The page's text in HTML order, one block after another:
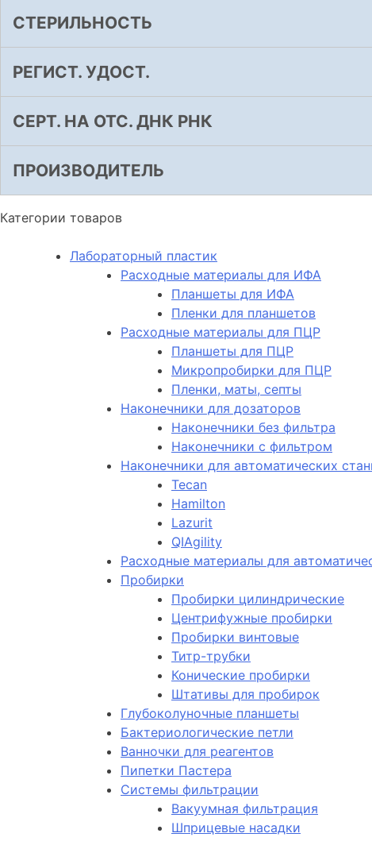
СТЕРИЛЬНОСТЬ
РЕГИСТ. УДОСТ.
СЕРТ. НА ОТС. ДНК РНК
ПРОИЗВОДИТЕЛЬ
Категории товаров
Лабораторный пластик
Расходные материалы для ИФА
Планшеты для ИФА
Пленки для планшетов
Расходные материалы для ПЦР
Планшеты для ПЦР
Микропробирки для ПЦР
Пленки, маты, септы
Наконечники для дозаторов
Наконечники без фильтра
Наконечники с фильтром
Наконечники для автоматических
Tecan
Hamilton
Lazurit
QIAgility
Расходные материалы для
Пробирки
Пробирки цилиндрические
Центрифужные пробирки
Пробирки винтовые
Титр-трубки
Конические пробирки
Штативы для пробирок
Глубоколуночные планшеты
Бактериологические петли
Ванночки для реагентов
Пипетки Пастера
Системы фильтрации
Вакуумная фильтрация
Шприцевые насадки